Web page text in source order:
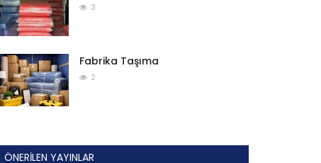
3
Fabrika Taşıma
2
ÖNERILEN YAYINLAR